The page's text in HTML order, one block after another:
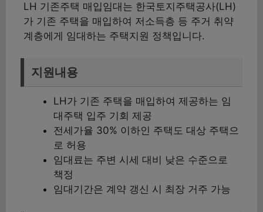
LH 기존주택 매입임대는 한국토지주택공사(LH)
가 기존 주택을 매입하여 저소득층 등 주거 취약
계층에게 임대하는 주택지원 정책입니다.
지원내용
LH가 기존 주택을 매입하여 제공하는 임
대주택 입주 기회 제공
전세가율 30% 이하인 주택도 대상 주택으
로 허용
임대료는 주변 시세 대비 낮은 수준으로
책정
임대기간은 계약 갱신 시 최장 거주 가능